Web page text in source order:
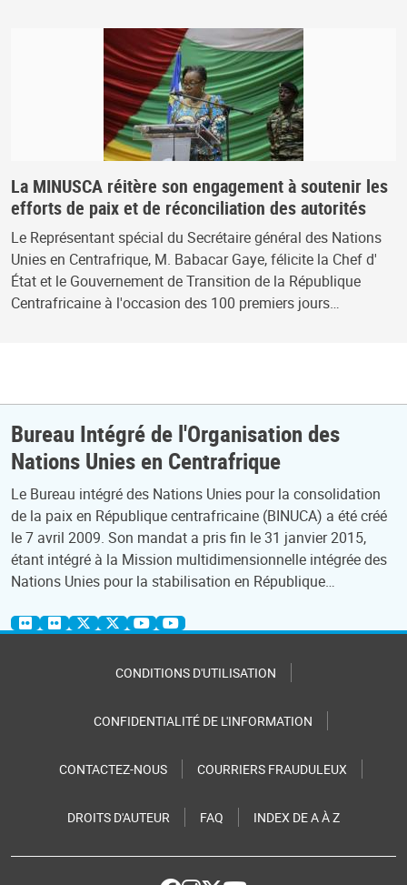
La MINUSCA réitère son engagement à soutenir les
efforts de paix et de réconciliation des autorités
Le Représentant spécial du Secrétaire général des Nations
Unies en Centrafrique, M. Babacar Gaye, félicite la Chef d'
État et le Gouvernement de Transition de la République
Centrafricaine à l'occasion des 100 premiers jours…
Bureau Intégré de l'Organisation des
Nations Unies en Centrafrique
Le Bureau intégré des Nations Unies pour la consolidation
de la paix en République centrafricaine (BINUCA) a été créé
le 7 avril 2009. Son mandat a pris fin le 31 janvier 2015,
étant intégré à la Mission multidimensionnelle intégrée des
Nations Unies pour la stabilisation en République…
CONDITIONS D'UTILISATION
CONFIDENTIALITÉ DE L'INFORMATION
CONTACTEZ-NOUS COURRIERS FRAUDULEUX
DROITS D'AUTEUR FAQ INDEX DE A À Z